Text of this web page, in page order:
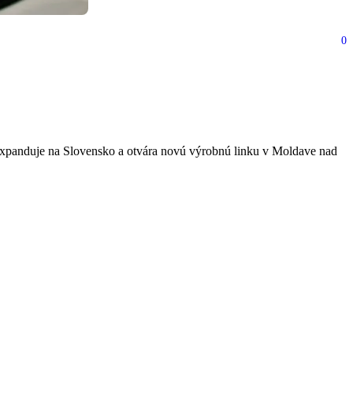
0
na Slovensko a otvára novú výrobnú linku v Moldave nad